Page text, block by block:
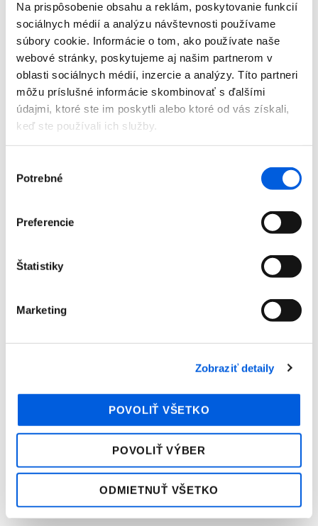
Na prispôsobenie obsahu a reklám, poskytovanie funkcií
sociálnych médií a analýzu návštevnosti používame
súbory cookie. Informácie o tom, ako používate naše
webové stránky, poskytujeme aj našim partnerom v
oblasti sociálnych médií, inzercie a analýzy. Títo partneri
môžu príslušné informácie skombinovať s ďalšími
údajmi, ktoré ste im poskytli alebo ktoré od vás získali,
keď ste používali ich služby.
súhlasu
Potrebné
Preferencie
Štatistiky
Marketing
Zobraziť detaily
POVOLIŤ VŠETKO
POVOLIŤ VÝBER
ODMIETNUŤ VŠETKO
Nohavice dámske - Joseph Ribkoff
199,99 € 119,99 €
Nohavice dámske - Beate Heymann